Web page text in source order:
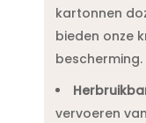
kartonnen
bieden onze
bescherming.​
vervoeren